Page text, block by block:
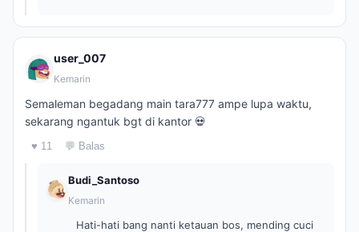
user_007
Kemarin
Semaleman begadang main tara777 ampe lupa waktu,
sekarang ngantuk bgt di kantor 💀
♥ 11 💬 Balas
Budi_Santoso
Kemarin
Hati-hati bang nanti ketauan bos, mending cuci